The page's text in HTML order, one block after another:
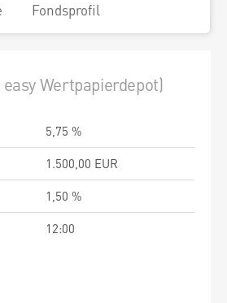
Fondsprofil
Wertpapierdepot)
5,75 %
1.500,00 EUR
1,50 %
12:00